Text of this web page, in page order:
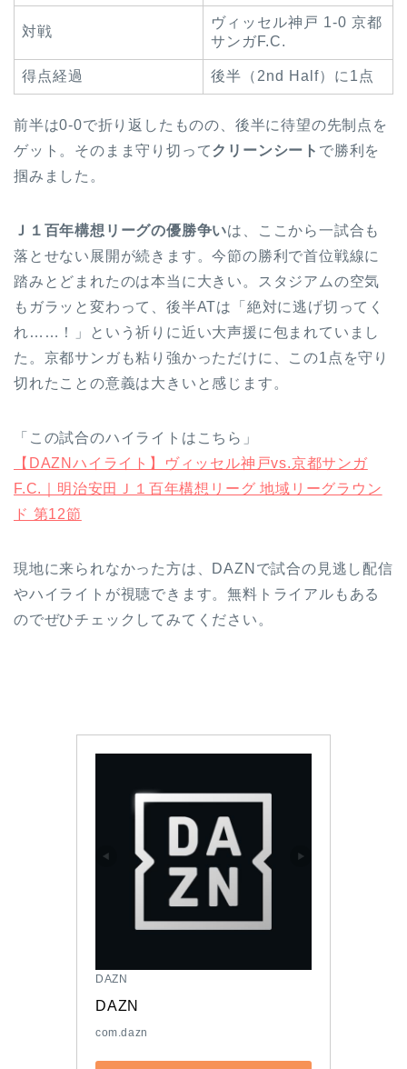
対戦
ヴィッセル神戸 1-0 京都
サンガF.C.
得点経過 後半（2nd Half）に1点
前半は0-0で折り返したものの、後半に待望の先制点を
ゲット。そのまま守り切ってクリーンシート で勝利を
掴みました。
Ｊ１百年構想リーグの優勝争いは、ここから一試合も
落とせない展開が続きます。今節の勝利で首位戦線に
踏みとどまれたのは本当に大きい。スタジアムの空気
もガラッと変わって、後半ATは「絶対に逃げ切ってく
れ……！」という祈りに近い大声援に包まれていまし
た。京都サンガも粘り強かっただけに、この1点を守り
切れたことの意義は大きいと感じます。
「この試合のハイライトはこちら」
【DAZNハイライト】ヴィッセル神戸vs.京都サンガ
F.C.｜明治安田Ｊ１百年構想リーグ 地域リーグラウン
ド 第12節
現地に来られなかった方は、DAZNで試合の見逃し配信
やハイライトが視聴できます。無料トライアルもある
のでぜひチェックしてみてください。
DAZN
DAZN
com.dazn